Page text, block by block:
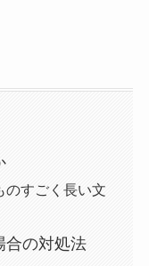
のすごく長い文
合の対処法